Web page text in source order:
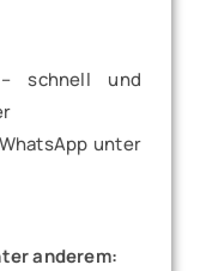
schnell und
unter
anderem: